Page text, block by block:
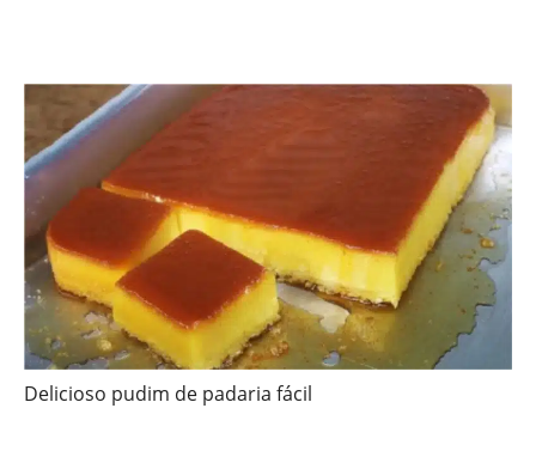
Delicioso pudim de padaria fácil